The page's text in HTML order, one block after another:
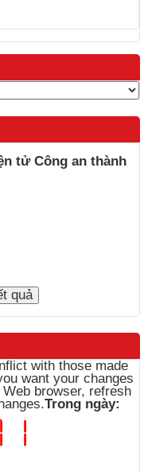
tử Công an thành
with those made
want your changes
browser, refresh
Trong ngày: